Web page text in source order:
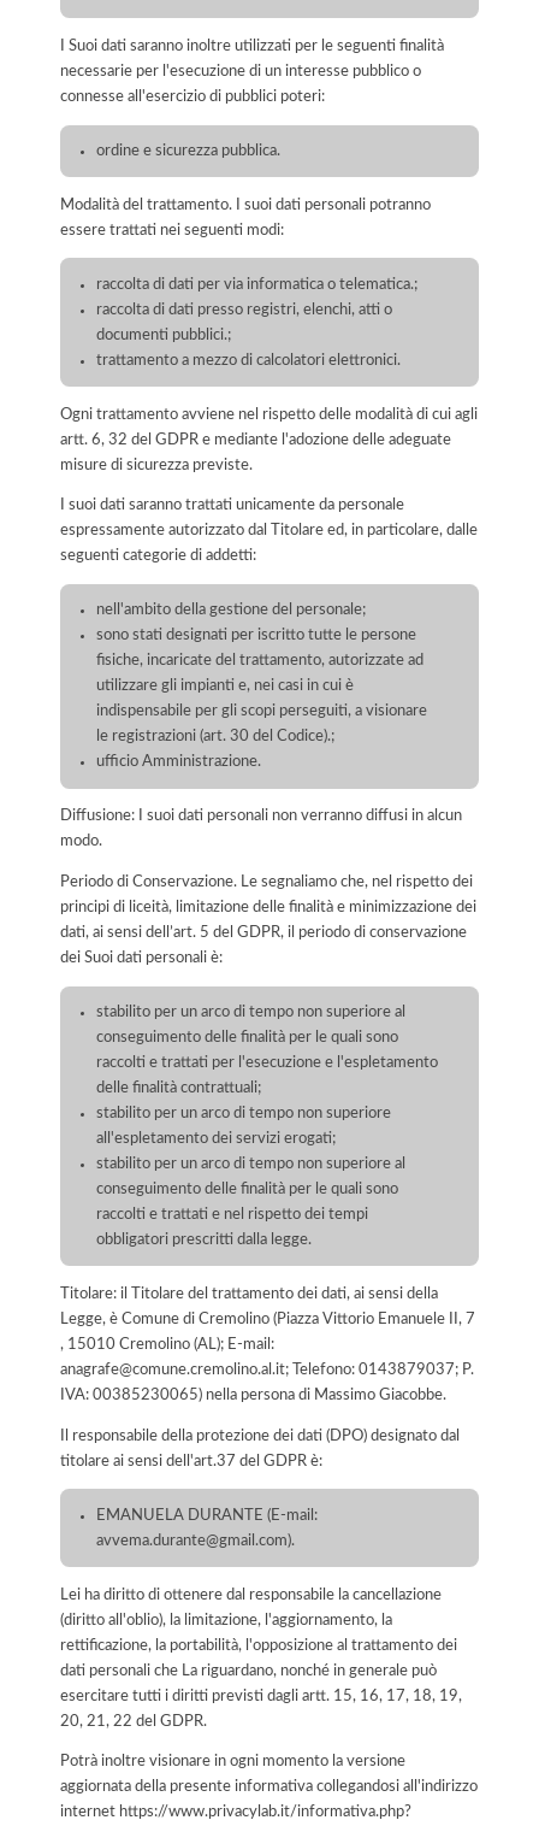
I Suoi dati saranno inoltre utilizzati per le seguenti finalità
necessarie per l'esecuzione di un interesse pubblico o
connesse all'esercizio di pubblici poteri:
ordine e sicurezza pubblica.
Modalità del trattamento. I suoi dati personali potranno
essere trattati nei seguenti modi:
raccolta di dati per via informatica o telematica.;
raccolta di dati presso registri, elenchi, atti o
documenti pubblici.;
trattamento a mezzo di calcolatori elettronici.
Ogni trattamento avviene nel rispetto delle modalità di cui agli
artt. 6, 32 del GDPR e mediante l'adozione delle adeguate
misure di sicurezza previste.
I suoi dati saranno trattati unicamente da personale
espressamente autorizzato dal Titolare ed, in particolare, dalle
seguenti categorie di addetti:
nell'ambito della gestione del personale;
sono stati designati per iscritto tutte le persone
fisiche, incaricate del trattamento, autorizzate ad
utilizzare gli impianti e, nei casi in cui è
indispensabile per gli scopi perseguiti, a visionare
le registrazioni (art. 30 del Codice).;
ufficio Amministrazione.
Diffusione: I suoi dati personali non verranno diffusi in alcun
modo.
Periodo di Conservazione. Le segnaliamo che, nel rispetto dei
principi di liceità, limitazione delle finalità e minimizzazione dei
dati, ai sensi dell’art. 5 del GDPR, il periodo di conservazione
dei Suoi dati personali è:
stabilito per un arco di tempo non superiore al
conseguimento delle finalità per le quali sono
raccolti e trattati per l'esecuzione e l'espletamento
delle finalità contrattuali;
stabilito per un arco di tempo non superiore
all'espletamento dei servizi erogati;
stabilito per un arco di tempo non superiore al
conseguimento delle finalità per le quali sono
raccolti e trattati e nel rispetto dei tempi
obbligatori prescritti dalla legge.
Titolare: il Titolare del trattamento dei dati, ai sensi della
Legge, è Comune di Cremolino (Piazza Vittorio Emanuele II, 7
, 15010 Cremolino (AL); E-mail:
anagrafe@comune.cremolino.al.it; Telefono: 0143879037; P.
IVA: 00385230065) nella persona di Massimo Giacobbe.
Il responsabile della protezione dei dati (DPO) designato dal
titolare ai sensi dell'art.37 del GDPR è:
EMANUELA DURANTE (E-mail:
avvema.durante@gmail.com).
Lei ha diritto di ottenere dal responsabile la cancellazione
(diritto all'oblio), la limitazione, l'aggiornamento, la
rettificazione, la portabilità, l'opposizione al trattamento dei
dati personali che La riguardano, nonché in generale può
esercitare tutti i diritti previsti dagli artt. 15, 16, 17, 18, 19,
20, 21, 22 del GDPR.
Potrà inoltre visionare in ogni momento la versione
aggiornata della presente informativa collegandosi all'indirizzo
internet https://www.privacylab.it/informativa.php?